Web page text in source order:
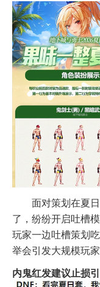
面对策划在夏
了，纷纷开启吐槽
玩家一边吐槽策划
举会引发大规模玩
内鬼红发建议止损